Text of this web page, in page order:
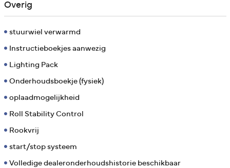
Overig
stuurwiel verwarmd
Instructieboekjes aanwezig
Lighting Pack
Onderhoudsboekje (fysiek)
oplaadmogelijkheid
Roll Stability Control
Rookvrij
start/stop systeem
Volledige dealeronderhoudshistorie beschikbaar